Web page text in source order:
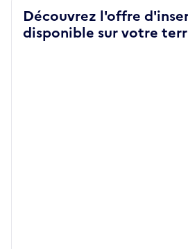
Découvrez l'offre
disponible sur votre